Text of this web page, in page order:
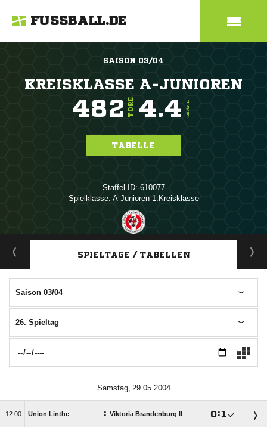
FUSSBALL.DE
SAISON 03/04
KREISKLASSE A-JUNIOREN
482 TORE 4.4 TORE/SPIEL
TABELLE
Staffel-ID: 610077
Spielklasse: A-Junioren 1.Kreisklasse
ANZEIGE
SPIELTAGE / TABELLEN
Saison 03/04
26. Spieltag
 
 Union Linthe : Viktoria Brandenburg II :